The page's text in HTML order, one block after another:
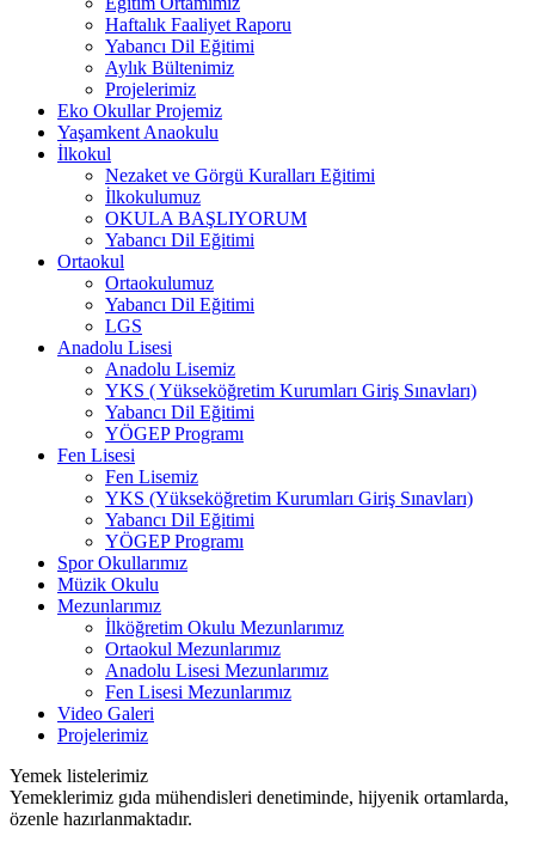
Haftalık Faaliyet Raporu
Yabancı Dil Eğitimi
Aylık Bültenimiz
Projelerimiz
Eko Okullar Projemiz
Yaşamkent Anaokulu
İlkokul
Nezaket ve Görgü Kuralları Eğitimi
İlkokulumuz
OKULA BAŞLIYORUM
Yabancı Dil Eğitimi
Ortaokul
Ortaokulumuz
Yabancı Dil Eğitimi
LGS
Anadolu Lisesi
Anadolu Lisemiz
YKS ( Yükseköğretim Kurumları Giriş Sınavları)
Yabancı Dil Eğitimi
YÖGEP Programı
Fen Lisesi
Fen Lisemiz
YKS (Yükseköğretim Kurumları Giriş Sınavları)
Yabancı Dil Eğitimi
YÖGEP Programı
Spor Okullarımız
Müzik Okulu
Mezunlarımız
İlköğretim Okulu Mezunlarımız
Ortaokul Mezunlarımız
Anadolu Lisesi Mezunlarımız
Fen Lisesi Mezunlarımız
Video Galeri
Projelerimiz
Yemek listelerimiz
Yemeklerimiz gıda mühendisleri denetiminde, hijyenik ortamlarda,
özenle hazırlanmaktadır.